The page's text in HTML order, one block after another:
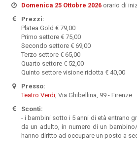
Domenica 25 Ottobre 2026orario di
Prezzi:
Platea Gold € 79,00
Primo settore € 75,00
Secondo settore € 69,00
Terzo settore € 65,00
Quarto settore € 52,00
Quinto settore visione ridotta € 40,00
Presso:
Teatro Verdi, Via Ghibellina, 99 - Firenze
Sconti:
- i bambini sotto i 5 anni di età entrano
da un adulto, in numero di un
hanno diritto ad occupare un posto a